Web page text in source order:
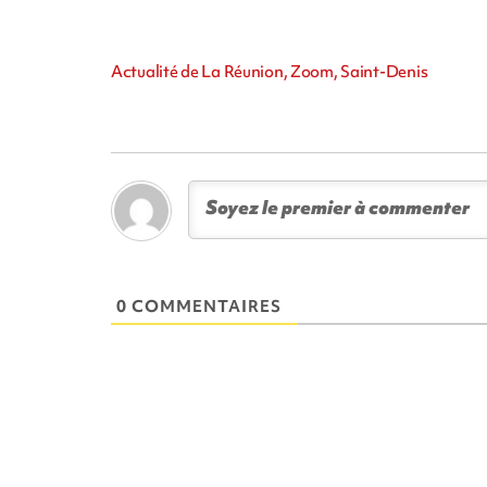
Actualité de La Réunion, Zoom, Saint-Denis
0 COMMENTAIRES